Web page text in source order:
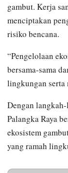
gambut. Kerja
menciptakan
risiko bencana.
“Pengelolaan
bersama-sama
lingkungan serta
Dengan
Palangka Raya
ekosistem
yang ramah